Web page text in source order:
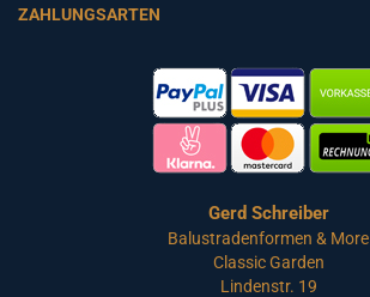
ZAHLUNGSARTEN
Gerd Schreiber
Balustradenformen & More
Classic Garden
Lindenstr. 19